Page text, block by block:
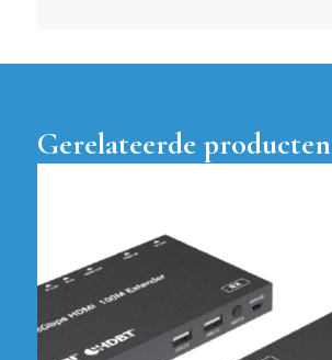
Gerelateerde producten